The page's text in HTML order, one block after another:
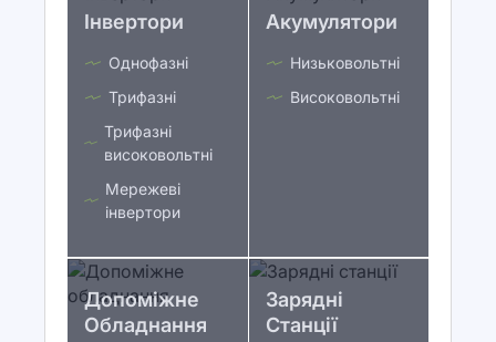
Інвертори
Однофазні
Трифазні
Трифазні
високовольтні
Мережеві
інвертори
Акумулятори
Низьковольтні
Високовольтні
Допоміжне
Обладнання
Зарядні
Станції